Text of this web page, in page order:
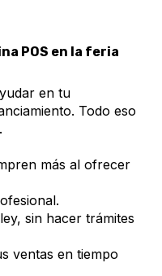
POS en la feria
en tu
Todo eso
.
más al ofrecer
sin hacer trámites
ventas en tiempo